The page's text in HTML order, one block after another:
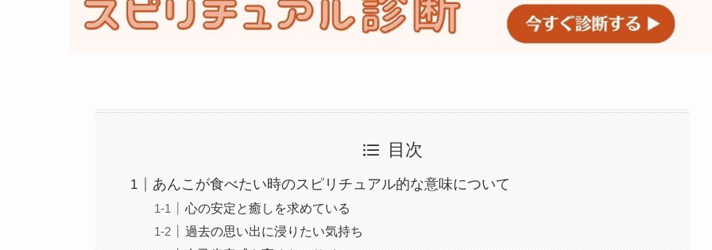
目次
あんこが食べたい時のスピリチュアル的な意味について
心の安定と癒しを求めている
過去の思い出に浸りたい気持ち